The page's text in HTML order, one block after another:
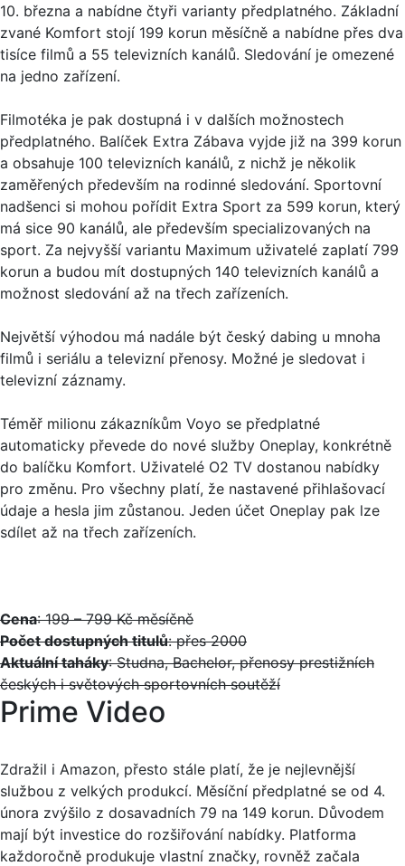
10. března a nabídne čtyři varianty předplatného. Základní
zvané Komfort stojí 199 korun měsíčně a nabídne přes dva
tisíce filmů a 55 televizních kanálů. Sledování je omezené
na jedno zařízení.
Filmotéka je pak dostupná i v dalších možnostech
předplatného. Balíček Extra Zábava vyjde již na 399 korun
a obsahuje 100 televizních kanálů, z nichž je několik
zaměřených především na rodinné sledování. Sportovní
nadšenci si mohou pořídit Extra Sport za 599 korun, který
má sice 90 kanálů, ale především specializovaných na
sport. Za nejvyšší variantu Maximum uživatelé zaplatí 799
korun a budou mít dostupných 140 televizních kanálů a
možnost sledování až na třech zařízeních.
Největší výhodou má nadále být český dabing u mnoha
filmů i seriálu a televizní přenosy. Možné je sledovat i
televizní záznamy.
Téměř milionu zákazníkům Voyo se předplatné
automaticky převede do nové služby Oneplay, konkrétně
do balíčku Komfort. Uživatelé O2 TV dostanou nabídky
pro změnu. Pro všechny platí, že nastavené přihlašovací
údaje a hesla jim zůstanou. Jeden účet Oneplay pak lze
sdílet až na třech zařízeních.
Cena: 199 – 799 Kč měsíčně
Počet dostupných titulů: přes 2000
Aktuální taháky: Studna, Bachelor, přenosy prestižních
českých i světových sportovních soutěží
Prime Video
Zdražil i Amazon, přesto stále platí, že je nejlevnější
službou z velkých produkcí. Měsíční předplatné se od 4.
února zvýšilo z dosavadních 79 na 149 korun. Důvodem
mají být investice do rozšiřování nabídky. Platforma
každoročně produkuje vlastní značky, rovněž začala